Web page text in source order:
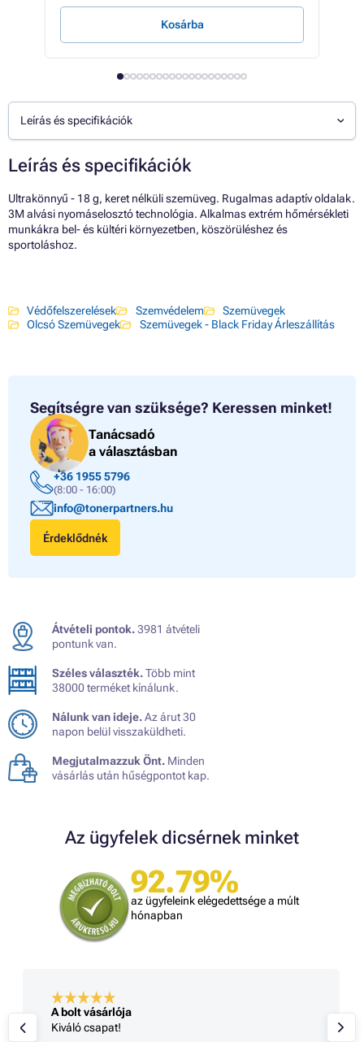
Kosárba
Leírás és specifikációk
Leírás és specifikációk
Ultrakönnyű - 18 g, keret nélküli szemüveg. Rugalmas adaptív oldalak.
3M alvási nyomáselosztó technológia. Alkalmas extrém hőmérsékleti
munkákra bel- és kültéri környezetben, köszörüléshez és
sportoláshoz.
Védőfelszerelések Szemvédelem
Szemüvegek
Olcsó Szemüvegek
Szemüvegek - Black Friday Árleszállítás
Segítségre van szüksége? Keressen minket!
Tanácsadó
a választásban
+36 1955 5796
(8:00 - 16:00)
info@tonerpartners.hu
Érdeklődnék
Átvételi pontok.3981 átvételi
pontunk van.
Széles választék.Több mint
38000 terméket kínálunk.
Nálunk van ideje.Az árut 30
napon belül visszaküldheti.
Megjutalmazzuk Önt. Minden
vásárlás után hűségpontot kap.
Az ügyfelek dicsérnek minket
92.79%
az ügyfeleink elégedettsége a múlt
hónapban
A bolt vásárlója
Kiváló csapat!